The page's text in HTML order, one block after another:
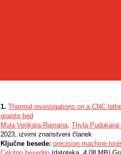
1. Thermal investigations on a CNC
granite bed
Mula Venkata Ramana, Thyla
2023, izvirni znanstveni članek
Ključne besede: precision machine